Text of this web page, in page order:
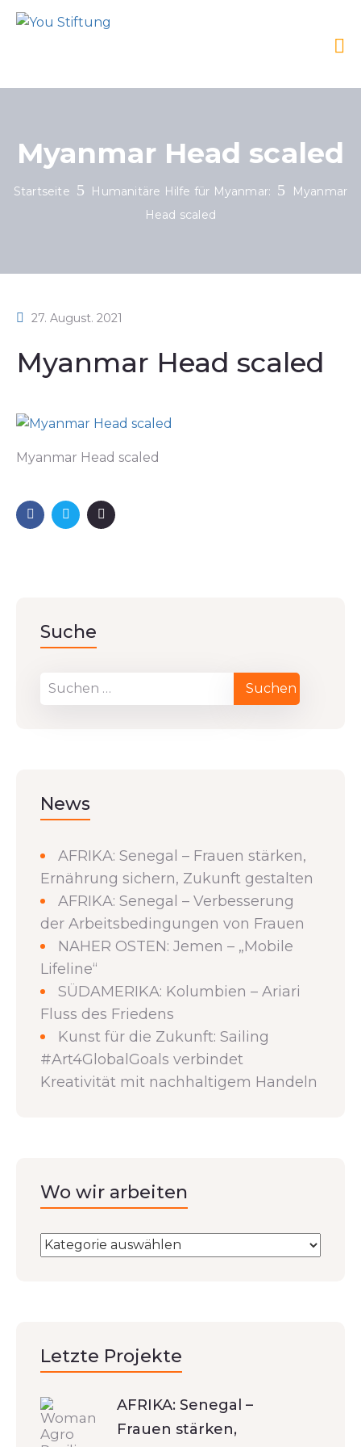
Myanmar Head scaled
Startseite Humanitäre Hilfe für Myanmar:
Myanmar
Head scaled
27. August. 2021
Myanmar Head scaled
Myanmar Head scaled
Suche
News
AFRIKA: Senegal – Frauen stärken,
Ernährung sichern, Zukunft gestalten
AFRIKA: Senegal – Verbesserung
der Arbeitsbedingungen von Frauen
NAHER OSTEN: Jemen – „Mobile
Lifeline“
SÜDAMERIKA: Kolumbien – Ariari
Fluss des Friedens
Kunst für die Zukunft: Sailing
#Art4GlobalGoals verbindet
Kreativität mit nachhaltigem Handeln
Wo wir arbeiten
Letzte Projekte
AFRIKA: Senegal –
Frauen stärken,